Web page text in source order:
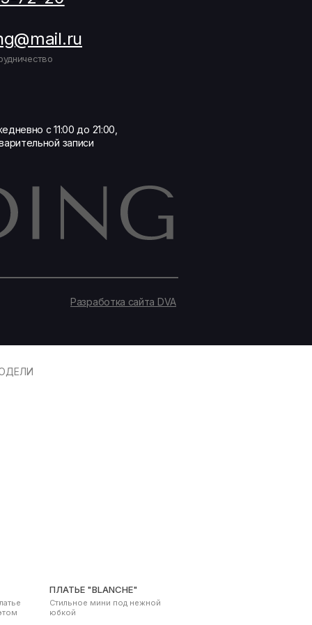
Разработка сайта DVA
с 11:00 до 21:00,
записи
ПЛАТЬЕ "BLANCHE"
Стильное мини под нежной
юбкой